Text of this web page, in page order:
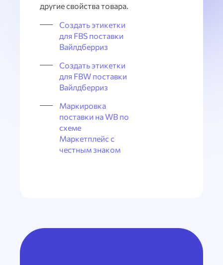
другие свойства товара.
Создать этикетки
для FBS поставки
Вайлдберриз
Создать этикетки
для FBW поставки
Вайлдберриз
Маркировка
поставки на WB по
схеме
Маркетплейс с
честным знаком